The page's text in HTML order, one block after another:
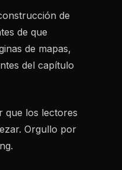
de
de que
de mapas,
del capítulo
que los lectores
Orgullo por